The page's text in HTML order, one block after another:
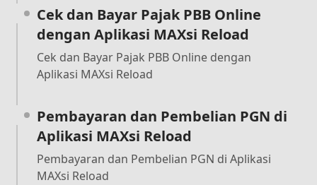
Cek dan Bayar Pajak PBB Online
dengan Aplikasi MAXsi Reload
Cek dan Bayar Pajak PBB Online dengan
Aplikasi MAXsi Reload
Pembayaran dan Pembelian PGN di
Aplikasi MAXsi Reload
Pembayaran dan Pembelian PGN di Aplikasi
MAXsi Reload